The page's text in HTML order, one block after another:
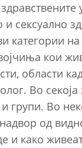
сексуално
категории
кои
области
Во
и групи. Во
од
и како